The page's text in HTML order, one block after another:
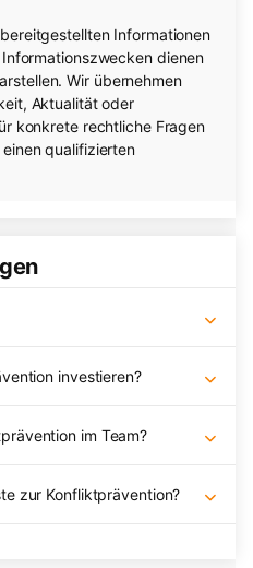
Informationen
dienen
Wir übernehmen
Aktualität oder
konkrete rechtliche Fragen
qualifizierten
investieren?
im Team?
zur Konfliktprävention?